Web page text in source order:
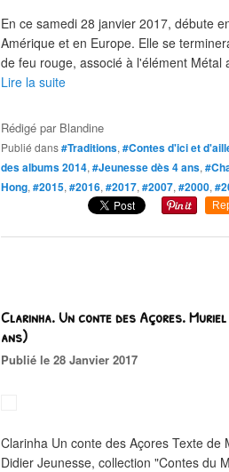
En ce samedi 28 janvier 2017, débute
Amérique et en Europe. Elle se
de feu rouge, associé à l'élément Métal
Lire la suite
Rédigé par Blandine
Publié dans#Traditions, #Contes d'ici et
des albums 2014, #Jeunesse dès 4 ans,
Hong, #2015, #2016, #2017, #2007, #2000,
Clarinha. Un conte des Açores.
ans)
Publié le 28 Janvier 2017
Clarinha Un conte des Açores Texte de
Didier Jeunesse, collection "Contes du